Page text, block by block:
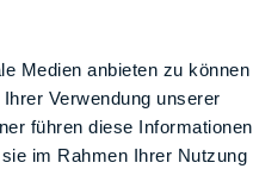
Medien anbieten zu können
Verwendung unserer
führen diese Informationen
im Rahmen Ihrer Nutzung